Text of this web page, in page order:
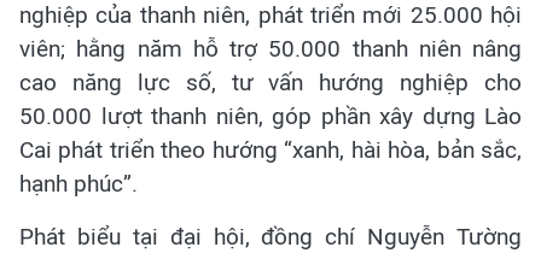
nghiệp của thanh niên, phát triển mới 25.000 hội
viên; hằng năm hỗ trợ 50.000 thanh niên nâng
cao năng lực số, tư vấn hướng nghiệp cho
50.000 lượt thanh niên, góp phần xây dựng Lào
Cai phát triển theo hướng “xanh, hài hòa, bản sắc,
hạnh phúc”.
Phát biểu tại đại hội, đồng chí Nguyễn Tường